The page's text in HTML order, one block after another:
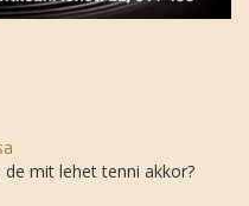
mit lehet tenni akkor?